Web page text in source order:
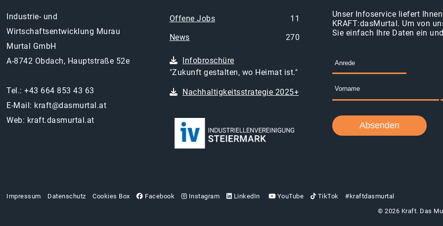
Industrie- und
Wirtschaftsentwicklung Murau
Murtal GmbH
A-8742 Obdach, Hauptstraße 52e
Tel.:+43 664 853 43 63
E-Mail: kraft@dasmurtal.at
Web: kraft.dasmurtal.at
Offene Jobs
11
News
270
Infobroschüre
"Zukunft gestalten, wo Heimat ist."
Nachhaltigkeitsstrategie 2025+
Unser Infoservice liefert
KRAFT:dasMurtal. Um von
Sie einfach Ihre Daten ein
Impressum Datenschutz Cookies Box Facebook Instagram LinkedIn YouTube TikTok
#kraftdasmurtal
© 2026 Kraft. Das